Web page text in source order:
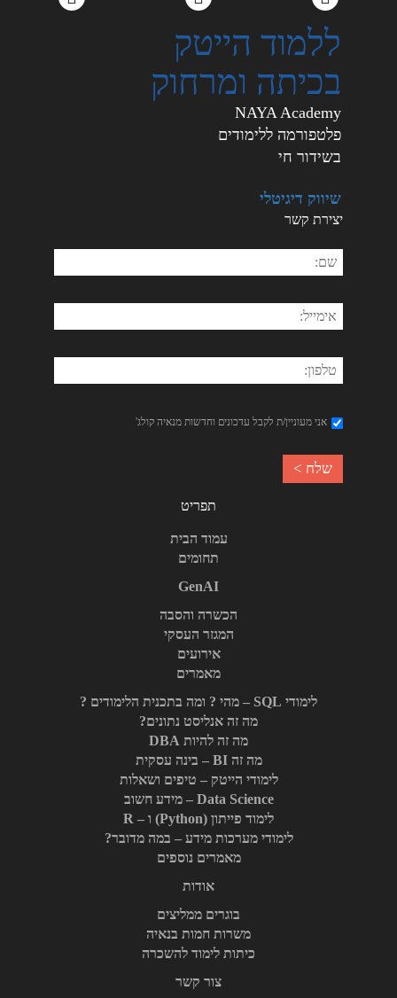
ללמוד הייטק
בכיתה ומרחוק
NAYA Academy
פלטפורמה ללימודים
בשידור חי
שיווק דיגיטלי
יצירת קשר
אני מעוניין/ת לקבל עדכונים וחדשות מנאיה קולג'
תפריט
עמוד הבית
תחומים
GenAI
הכשרה והסבה
המגזר העסקי
אירועים
מאמרים
לימודי SQL – מהי ? ומה בתכנית הלימודים ?
מה זה אנליסט נתונים?
מה זה להיות DBA
מה זה BI – בינה עסקית
לימודי הייטק – טיפים ושאלות
Data Science – מידע חשוב
לימוד פייתון (Python) ו – R
לימודי מערכות מידע – במה מדובר?
מאמרים נוספים
אודות
בוגרים ממליצים
משרות חמות בנאיה
כיתות לימוד להשכרה
צור קשר